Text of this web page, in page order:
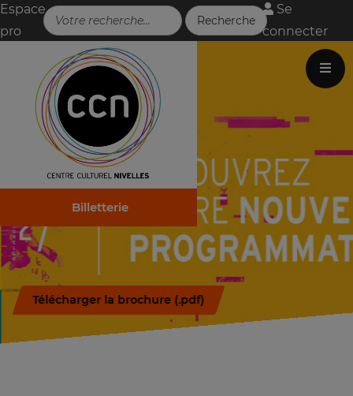
Espace
pro
Se
connecter
Billetterie
Télécharger la brochure (.pdf)